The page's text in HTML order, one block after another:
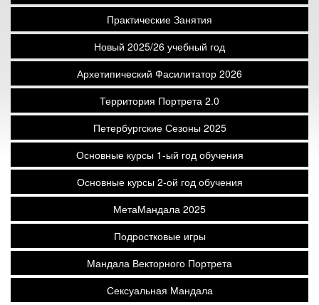
Практические Занятия
Новый 2025/26 учебный год
Архетипический Фасилитатор 2026
Территория Портрета 2.0
Петербургские Сезоны 2025
Основные курсы 1-ый год обучения
Основные курсы 2-ой год обучения
МетаМандала 2025
Подростковые игры
Мандала Векторного Портрета
Сексуальная Мандала